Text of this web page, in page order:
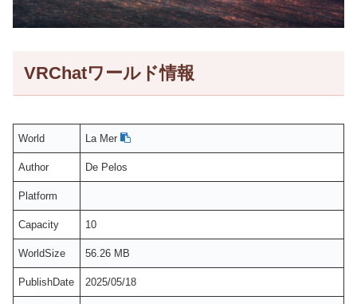
VRChatワールド情報
World La Mer
Author De Pelos
Platform
Capacity 10
WorldSize 56.26 MB
PublishDate 2025/05/18